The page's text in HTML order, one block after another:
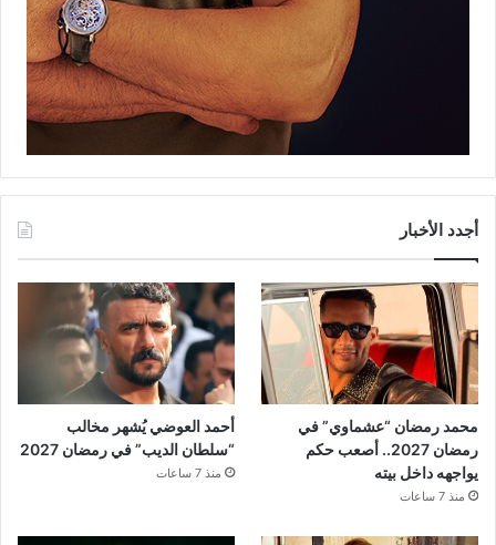
أجدد الأخبار
محمد رمضان “عشماوي” في
رمضان 2027.. أصعب حكم
يواجهه داخل بيته
منذ 7 ساعات
أحمد العوضي يُشهر مخالب
“سلطان الديب” في رمضان 2027
منذ 7 ساعات